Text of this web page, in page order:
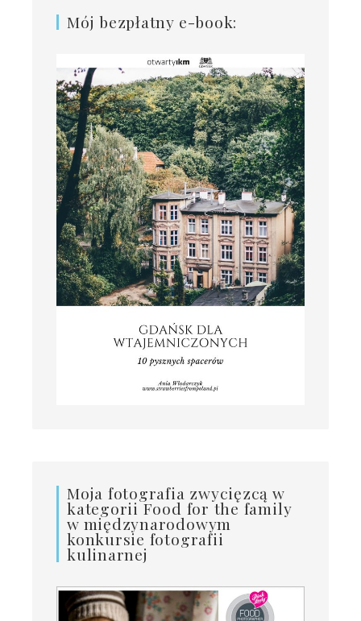
Mój bezpłatny e-book:
Moja fotografia zwycięzcą w
kategorii Food for the family
w międzynarodowym
konkursie fotografii
kulinarnej